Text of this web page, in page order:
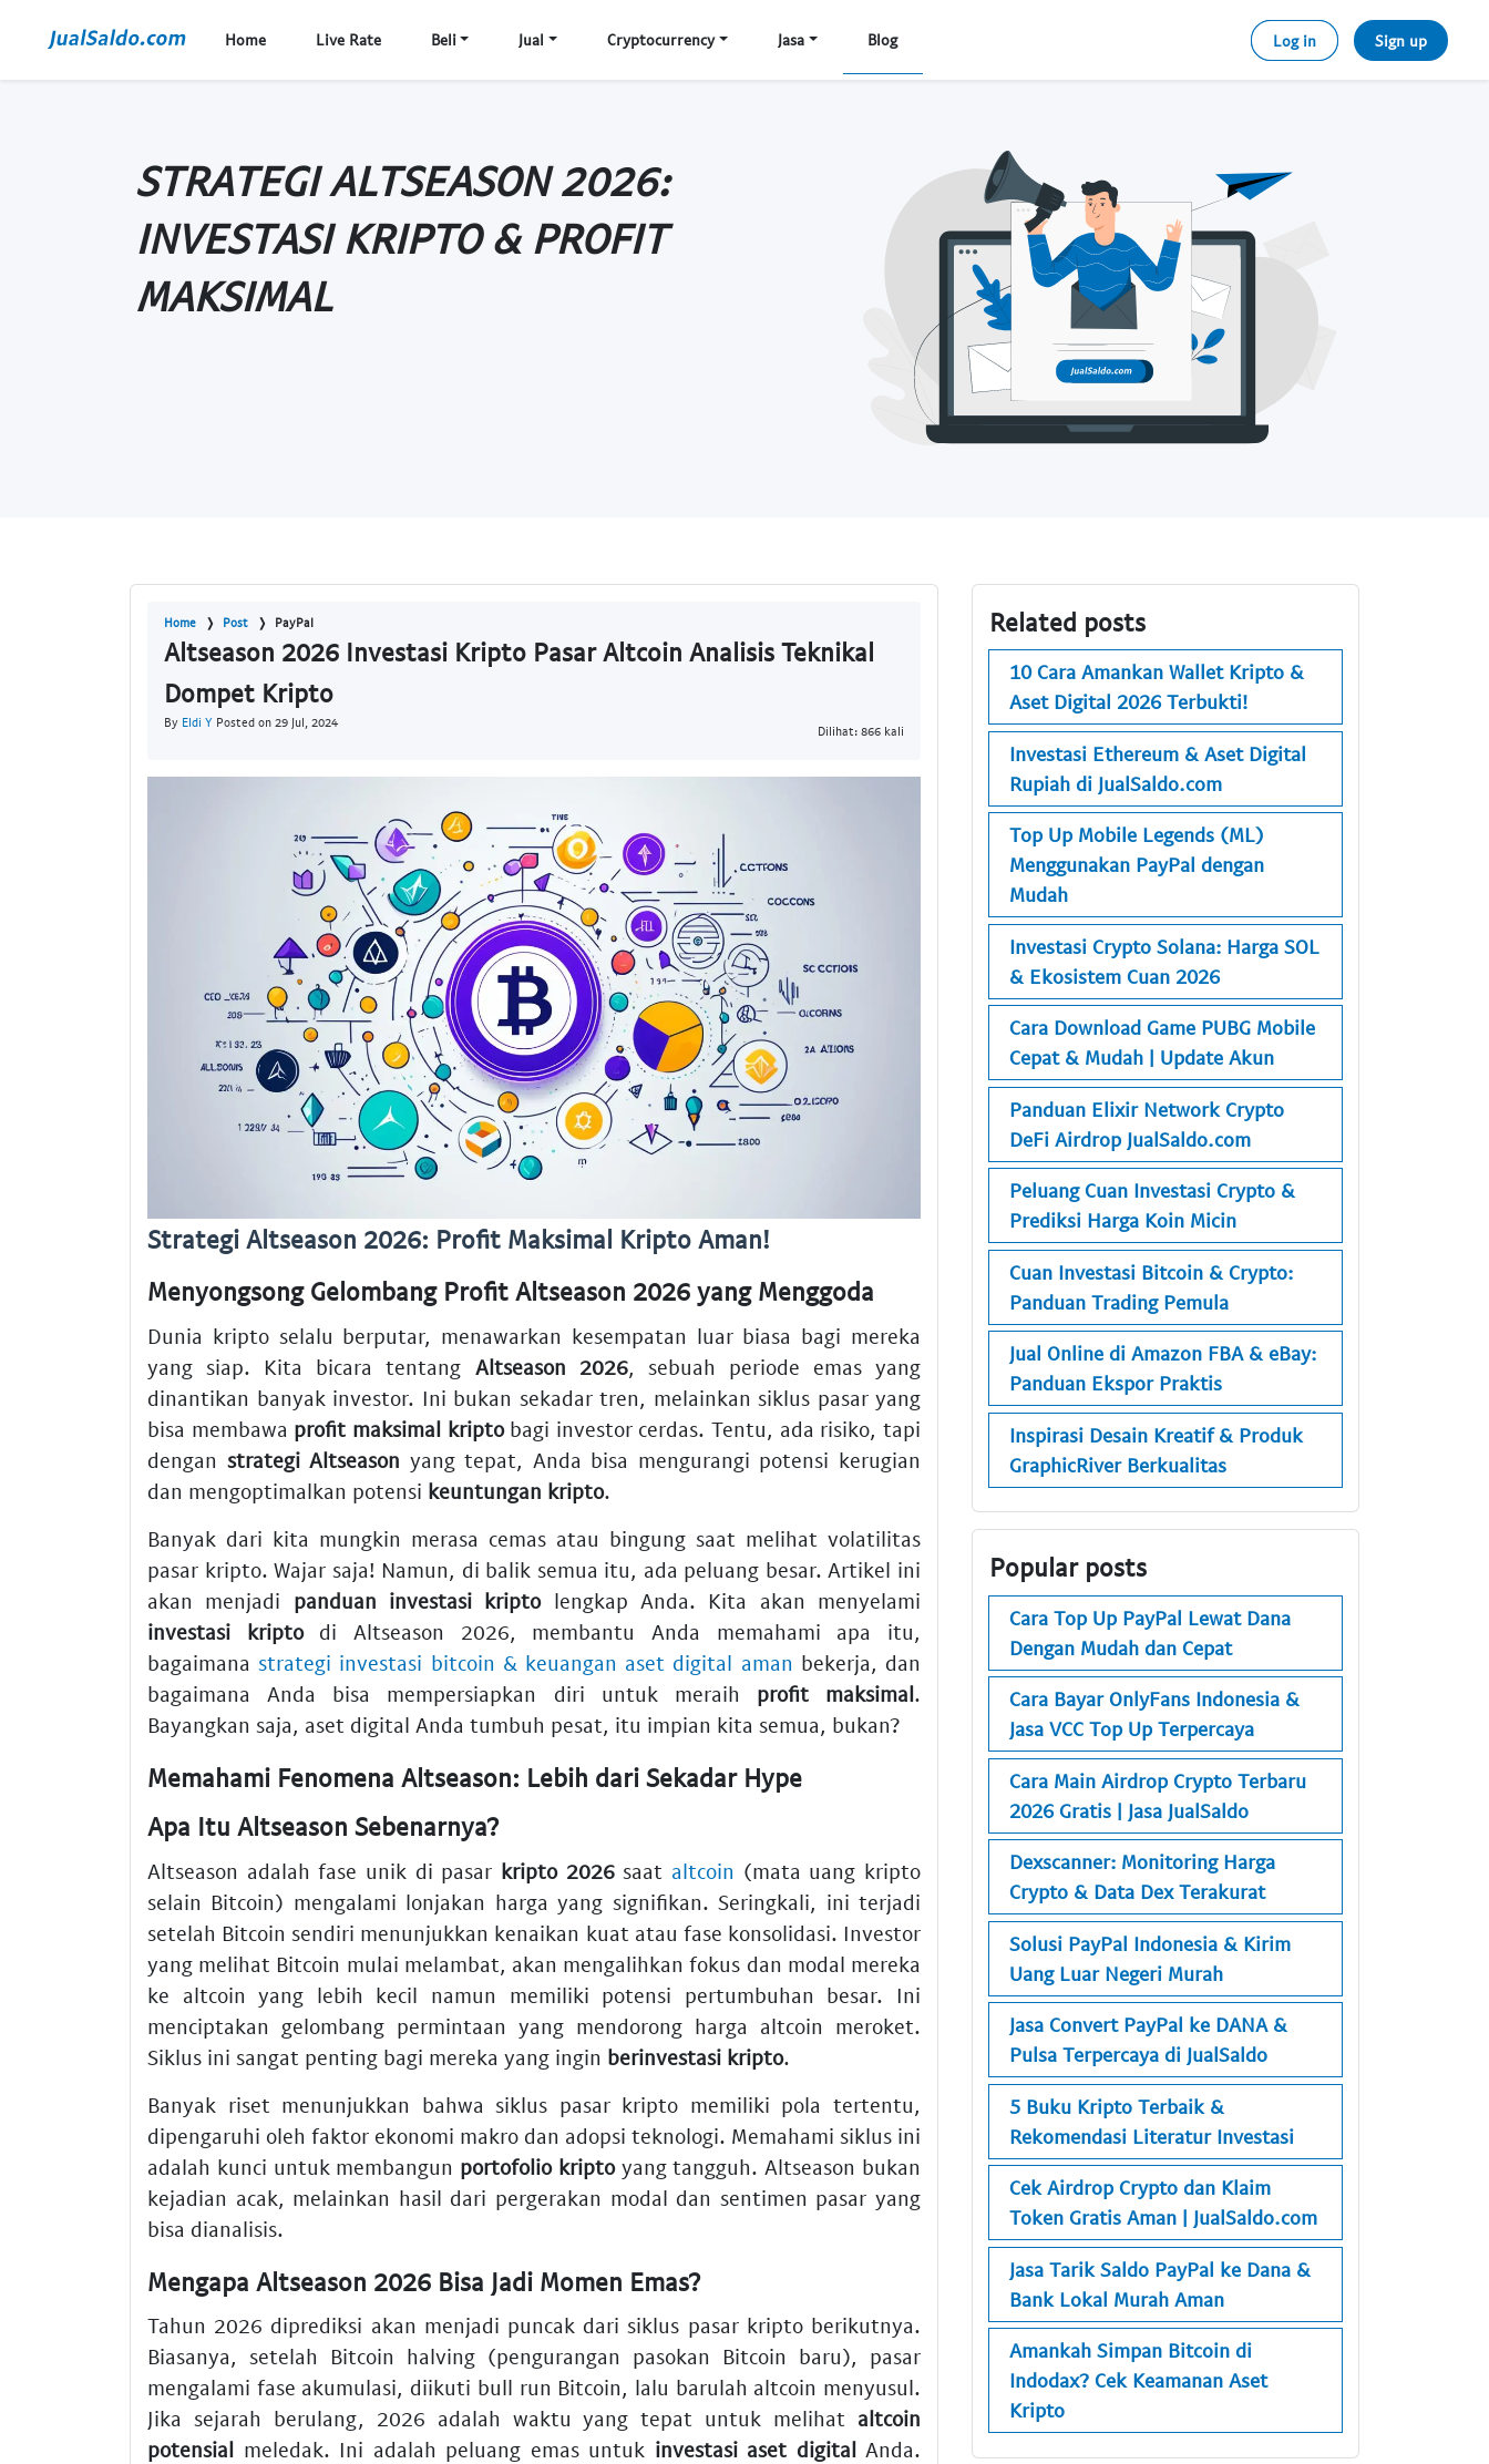
Home Live Rate Beli Jual Cryptocurrency Jasa Blog Log in Sign up
STRATEGI ALTSEASON 2026:
INVESTASI KRIPTO & PROFIT
MAKSIMAL
Home Post PayPal
Altseason 2026 Investasi Kripto Pasar Altcoin Analisis Teknikal
Dompet Kripto
By Eldi Y Posted on 29 Jul, 2024
Dilihat: 866 kali
Strategi Altseason 2026: Profit Maksimal Kripto Aman!
Menyongsong Gelombang Profit Altseason 2026 yang Menggoda
Dunia kripto selalu berputar, menawarkan kesempatan luar biasa bagi mereka
yang siap. Kita bicara tentang Altseason 2026, sebuah periode emas yang
dinantikan banyak investor. Ini bukan sekadar tren, melainkan siklus pasar yang
bisa membawa profit maksimal kriptobagi investor cerdas. Tentu, ada risiko, tapi
dengan strategi Altseason yang tepat, Anda bisa mengurangi potensi kerugian
dan mengoptimalkan potensi keuntungan kripto.
Banyak dari kita mungkin merasa cemas atau bingung saat melihat volatilitas
pasar kripto. Wajar saja! Namun, di balik semua itu, ada peluang besar. Artikel ini
akan menjadi panduan investasi kriptolengkap Anda. Kita akan menyelami
investasi kriptodi Altseason 2026, membantu Anda memahami apa itu,
bagaimanastrategi investasi bitcoin & keuangan aset digital aman bekerja, dan
bagaimana Anda bisa mempersiapkan diri untuk meraih profit maksimal.
Bayangkan saja, aset digital Anda tumbuh pesat, itu impian kita semua, bukan?
Memahami Fenomena Altseason: Lebih dari Sekadar Hype
Apa Itu Altseason Sebenarnya?
Altseason adalah fase unik di pasar kripto 2026saat altcoin (mata uang kripto
selain Bitcoin) mengalami lonjakan harga yang signifikan. Seringkali, ini terjadi
setelah Bitcoin sendiri menunjukkan kenaikan kuat atau fase konsolidasi. Investor
yang melihat Bitcoin mulai melambat, akan mengalihkan fokus dan modal mereka
ke altcoin yang lebih kecil namun memiliki potensi pertumbuhan besar. Ini
menciptakan gelombang permintaan yang mendorong harga altcoin meroket.
Siklus ini sangat penting bagi mereka yang ingin berinvestasi kripto.
Banyak riset menunjukkan bahwa siklus pasar kripto memiliki pola tertentu,
dipengaruhi oleh faktor ekonomi makro dan adopsi teknologi. Memahami siklus ini
adalah kunci untuk membangun portofolio kriptoyang tangguh. Altseason bukan
kejadian acak, melainkan hasil dari pergerakan modal dan sentimen pasar yang
bisa dianalisis.
Mengapa Altseason 2026 Bisa Jadi Momen Emas?
Tahun 2026 diprediksi akan menjadi puncak dari siklus pasar kripto berikutnya.
Biasanya, setelah Bitcoin halving (pengurangan pasokan Bitcoin baru), pasar
mengalami fase akumulasi, diikuti bull run Bitcoin, lalu barulah altcoin menyusul.
Jika sejarah berulang, 2026 adalah waktu yang tepat untuk melihat altcoin
potensial meledak. Ini adalah peluang emas untuk investasi aset digitalAnda.
Related posts
10 Cara Amankan Wallet Kripto &
Aset Digital 2026 Terbukti!
Investasi Ethereum & Aset Digital
Rupiah di JualSaldo.com
Top Up Mobile Legends (ML)
Menggunakan PayPal dengan
Mudah
Investasi Crypto Solana: Harga SOL
& Ekosistem Cuan 2026
Cara Download Game PUBG Mobile
Cepat & Mudah | Update Akun
Panduan Elixir Network Crypto
DeFi Airdrop JualSaldo.com
Peluang Cuan Investasi Crypto &
Prediksi Harga Koin Micin
Cuan Investasi Bitcoin & Crypto:
Panduan Trading Pemula
Jual Online di Amazon FBA & eBay:
Panduan Ekspor Praktis
Inspirasi Desain Kreatif & Produk
GraphicRiver Berkualitas
Popular posts
Cara Top Up PayPal Lewat Dana
Dengan Mudah dan Cepat
Cara Bayar OnlyFans Indonesia &
Jasa VCC Top Up Terpercaya
Cara Main Airdrop Crypto Terbaru
2026 Gratis | Jasa JualSaldo
Dexscanner: Monitoring Harga
Crypto & Data Dex Terakurat
Solusi PayPal Indonesia & Kirim
Uang Luar Negeri Murah
Jasa Convert PayPal ke DANA &
Pulsa Terpercaya di JualSaldo
5 Buku Kripto Terbaik &
Rekomendasi Literatur Investasi
Cek Airdrop Crypto dan Klaim
Token Gratis Aman | JualSaldo.com
Jasa Tarik Saldo PayPal ke Dana &
Bank Lokal Murah Aman
Amankah Simpan Bitcoin di
Indodax? Cek Keamanan Aset
Kripto